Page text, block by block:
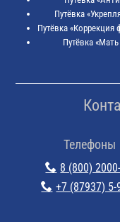
Путёвка
Путёвка «Коррекция
Путёвка
Телефоны
8 (800)
+7 (87937) 5-